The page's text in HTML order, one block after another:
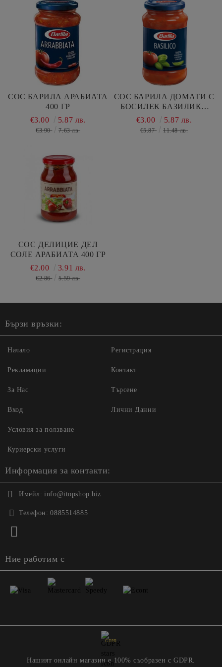
СОС БАРИЛА АРАБИАТА
400 ГР
€3.00
5.87 лв.
€3.90 7.63 лв.
СОС БАРИЛА ДОМАТИ С
БОСИЛЕК БАЗИЛИКО
400 ГР
€3.00 5.87 лв.
€5.87 11.48 лв.
СОС ДЕЛИЦИЕ ДЕЛ
СОЛЕ АРАБИАТА 400 ГР
€2.00
3.91 лв.
€2.86 5.59 лв.
Бързи връзки:
Начало
Рекламации
За Нас
Вход
Регистрация
Контакт
Търсене
Лични Данни
Условия за ползване
Куриерски услуги
Информация за контакти:
Имейл: info@itopshop.biz
Телефон: 0885514885
Ние работим с
GDPR
Нашият онлайн магазин е 100% съобразен с GDPR.